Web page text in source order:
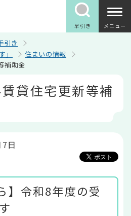
早引き メニュー
引き
住まいの情報
補助金
貸住宅更新等補
日
】令和8年度の受